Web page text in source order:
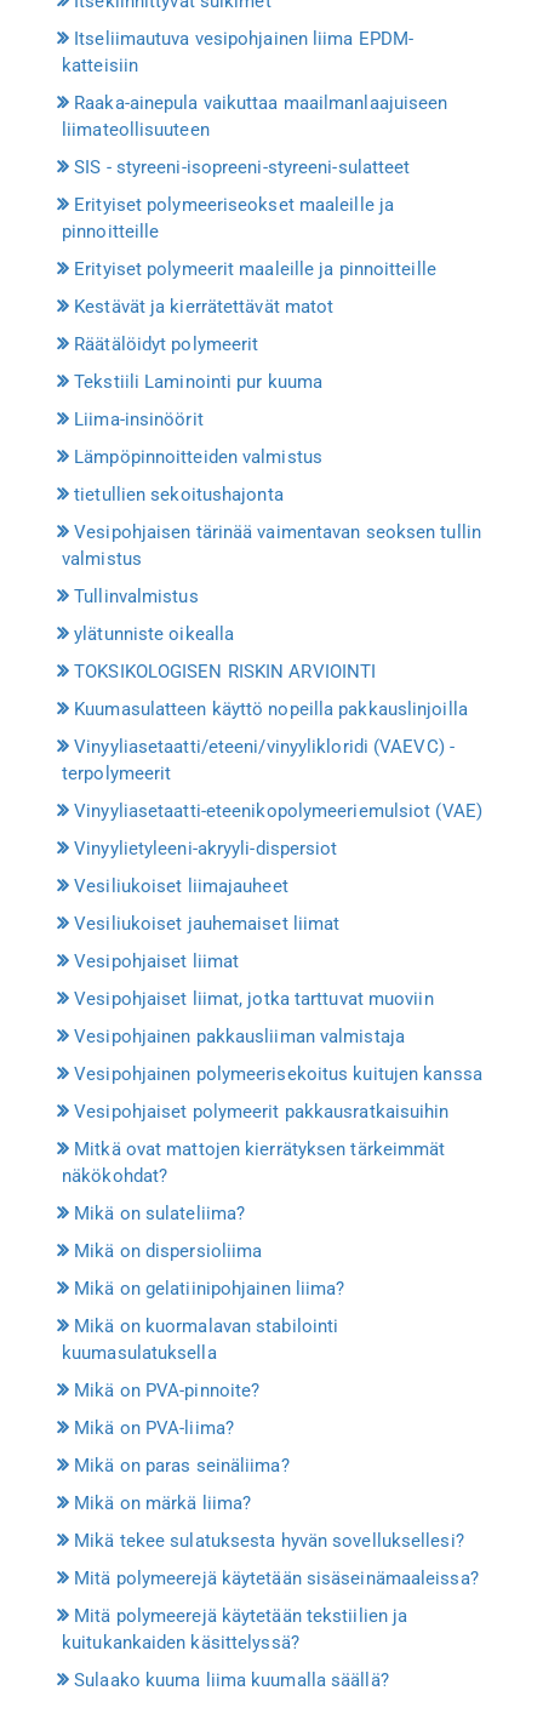
Itseliimautuva vesipohjainen liima EPDM-
katteisiin
Raaka-ainepula vaikuttaa maailmanlaajuiseen
liimateollisuuteen
SIS - styreeni-isopreeni-styreeni-sulatteet
Erityiset polymeeriseokset maaleille ja
pinnoitteille
Erityiset polymeerit maaleille ja pinnoitteille
Kestävät ja kierrätettävät matot
Räätälöidyt polymeerit
Tekstiili Laminointi pur kuuma
Liima-insinöörit
Lämpöpinnoitteiden valmistus
tietullien sekoitushajonta
Vesipohjaisen tärinää vaimentavan seoksen tullin
valmistus
Tullinvalmistus
ylätunniste oikealla
TOKSIKOLOGISEN RISKIN ARVIOINTI
Kuumasulatteen käyttö nopeilla pakkauslinjoilla
Vinyyliasetaatti/eteeni/vinyylikloridi (VAEVC) -
terpolymeerit
Vinyyliasetaatti-eteenikopolymeeriemulsiot (VAE)
Vinyylietyleeni-akryyli-dispersiot
Vesiliukoiset liimajauheet
Vesiliukoiset jauhemaiset liimat
Vesipohjaiset liimat
Vesipohjaiset liimat, jotka tarttuvat muoviin
Vesipohjainen pakkausliiman valmistaja
Vesipohjainen polymeerisekoitus kuitujen kanssa
Vesipohjaiset polymeerit pakkausratkaisuihin
Mitkä ovat mattojen kierrätyksen tärkeimmät
näkökohdat?
Mikä on sulateliima?
Mikä on dispersioliima
Mikä on gelatiinipohjainen liima?
Mikä on kuormalavan stabilointi
kuumasulatuksella
Mikä on PVA-pinnoite?
Mikä on PVA-liima?
Mikä on paras seinäliima?
Mikä on märkä liima?
Mikä tekee sulatuksesta hyvän sovelluksellesi?
Mitä polymeerejä käytetään sisäseinämaaleissa?
Mitä polymeerejä käytetään tekstiilien ja
kuitukankaiden käsittelyssä?
Sulaako kuuma liima kuumalla säällä?